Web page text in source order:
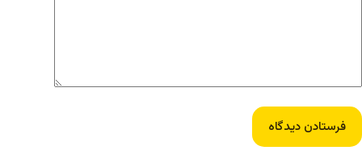
فرستادن دیدگاه